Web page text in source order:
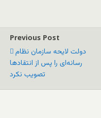
Previous Post
دولت لایحه سازمان نظام
رسانه‌ای را پس از انتقادها
تصویب نکرد